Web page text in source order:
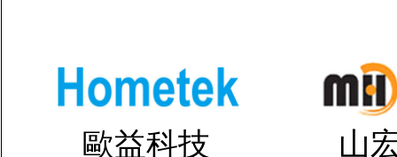
歐益科技 山